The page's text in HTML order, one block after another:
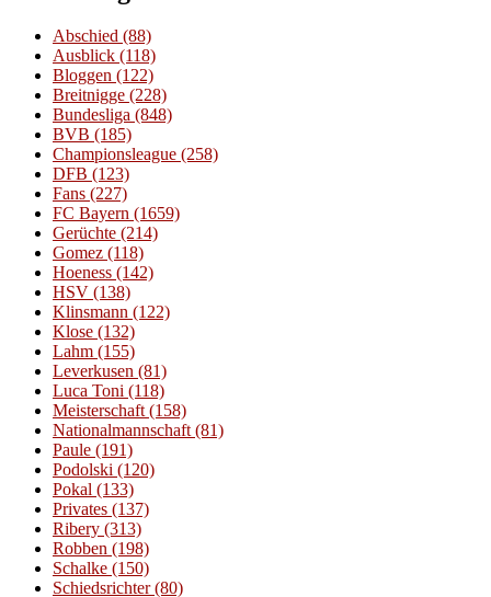
Abschied (88)
Ausblick (118)
Bloggen (122)
Breitnigge (228)
Bundesliga (848)
BVB (185)
Championsleague (258)
DFB (123)
Fans (227)
FC Bayern (1659)
Gerüchte (214)
Gomez (118)
Hoeness (142)
HSV (138)
Klinsmann (122)
Klose (132)
Lahm (155)
Leverkusen (81)
Luca Toni (118)
Meisterschaft(158)
Nationalmannschaft(81)
Paule (191)
Podolski (120)
Pokal (133)
Privates (137)
Ribery (313)
Robben (198)
Schalke (150)
Schiedsrichter(80)